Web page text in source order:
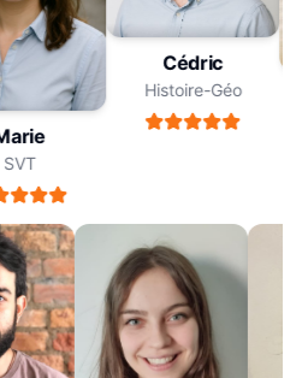
Marie
SVT
Cédric
Histoire-Géo